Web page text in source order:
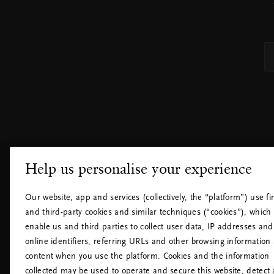
Byte och retur
Vanliga frågor
Kontakta oss
Cookiepolicy
Cookie-inställningar
Våra
Hotell
Flygplats
Help us personalise your experience
Our website, app and services (collectively, the “platform”) use
and third-party cookies and similar techniques (“cookies”), which
enable us and third parties to collect user data, IP addresses and
online identifiers, referring URLs and other browsing information
content when you use the platform. Cookies and the information
collected may be used to operate and secure this website, detect